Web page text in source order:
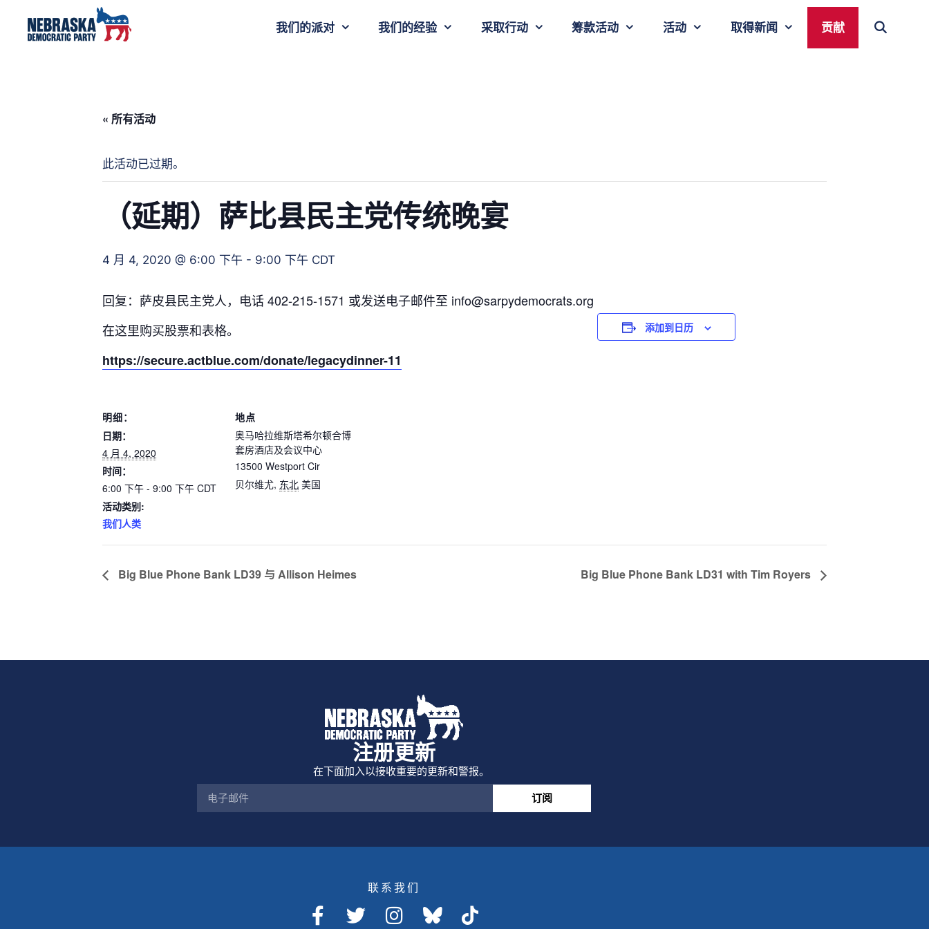
我们的派对 我们的经验 采取行动 筹款活动 活动 取得新闻 贡献
« 所有活动
此活动已过期。
（延期）萨比县民主党传统晚宴
4 月 4, 2020 @ 6:00 下午 - 9:00 下午 CDT
回复：萨皮县民主党人，电话 402-215-1571 或发送电子邮件至 info@sarpydemocrats.org
在这里购买股票和表格。
https://secure.actblue.com/donate/legacydinner-11
添加到日历
明细：
日期：
4 月 4, 2020
时间：
6:00 下午 - 9:00 下午 CDT
活动类别:
我们人类
地点
奥马哈拉维斯塔希尔顿合博
套房酒店及会议中心
13500 Westport Cir
贝尔维尤, 东北 美国
Big Blue Phone Bank LD39 与 Allison Heimes Big Blue Phone Bank LD31 with Tim Royers
注册更新
在下面加入以接收重要的更新和警报。
订阅
联系我们